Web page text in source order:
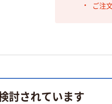
ご注
討されています